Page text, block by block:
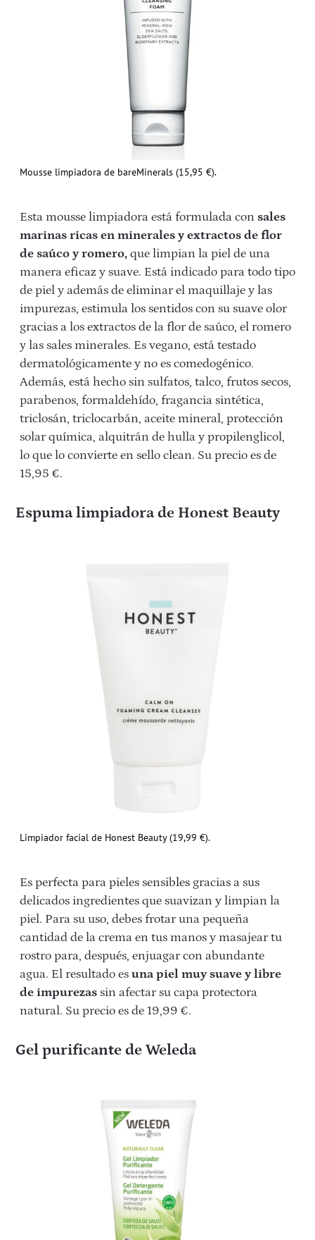
Mousse limpiadora de bareMinerals (15,95 €).
Esta mousse limpiadora está formulada con sales
marinas ricas en minerales y extractos de flor
de saúco y romero, que limpian la piel de una
manera eficaz y suave. Está indicado para todo tipo
de piel y además de eliminar el maquillaje y las
impurezas, estimula los sentidos con su suave olor
gracias a los extractos de la flor de saúco, el romero
y las sales minerales. Es vegano, está testado
dermatológicamente y no es comedogénico.
Además, está hecho sin sulfatos, talco, frutos secos,
parabenos, formaldehído, fragancia sintética,
triclosán, triclocarbán, aceite mineral, protección
solar química, alquitrán de hulla y propilenglicol,
lo que lo convierte en sello clean. Su precio es de
15,95 €.
Espuma limpiadora de Honest Beauty
Limpiador facial de Honest Beauty (19,99 €).
Es perfecta para pieles sensibles gracias a sus
delicados ingredientes que suavizan y limpian la
piel. Para su uso, debes frotar una pequeña
cantidad de la crema en tus manos y masajear tu
rostro para, después, enjuagar con abundante
agua. El resultado es una piel muy suave y libre
de impurezas sin afectar su capa protectora
natural. Su precio es de 19,99 €.
Gel purificante de Weleda